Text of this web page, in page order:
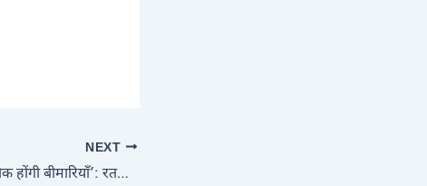
NEXT
‘यीशु की शरण में ठीक होंगी बीमारियाँ’: रतलाम के मेडिकल कॉलेज में जनजातीय मरीजों को निशाना बना रहे मिशनरी, नर्सिंग छात्र समेत 3 गिरफ्तार